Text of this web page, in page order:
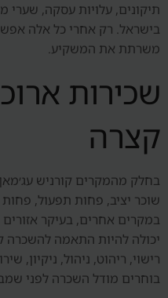
תיקונים, עלויות עסקה, שערי
בישראל. רק אחרי כל אלה
משרתת את המשקיע.
שכירות
קצרה
בחלק מהמקרים קורניש
שוכר יציב, פחות תפעול, פחות
במקרים אחרים, בעיקר אזורים
יכולה להיות התאמה
רישוי, ריהוט, ניהול, ניקיון,
בוחרים מודל השכרה לפני